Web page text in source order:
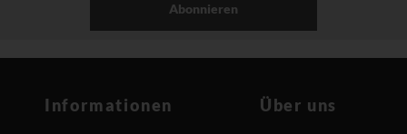
Abonnieren
Informationen Über uns